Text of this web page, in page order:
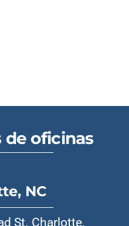
de oficinas
NC
St. Charlotte,